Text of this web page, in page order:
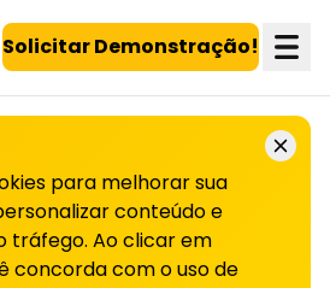
Solicitar Demonstração!
recompensas
para melhorar sua
conteúdo e
tráfego. Ao clicar em
concorda com o uso de